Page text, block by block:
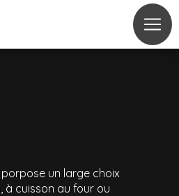
un large choix
à cuisson au four ou